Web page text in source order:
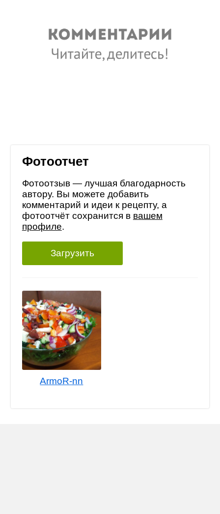
Фотоотчет
Фотоотзыв — лучшая благодарность
автору. Вы можете добавить
комментарий и идеи к рецепту, а
фотоотчёт сохранится в вашем
профиле.
Загрузить
ArmoR-nn